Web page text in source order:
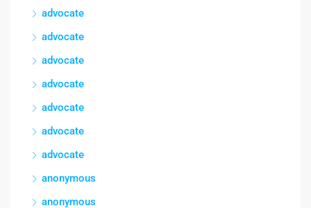
advocate
advocate
advocate
advocate
advocate
advocate
advocate
anonymous
anonymous